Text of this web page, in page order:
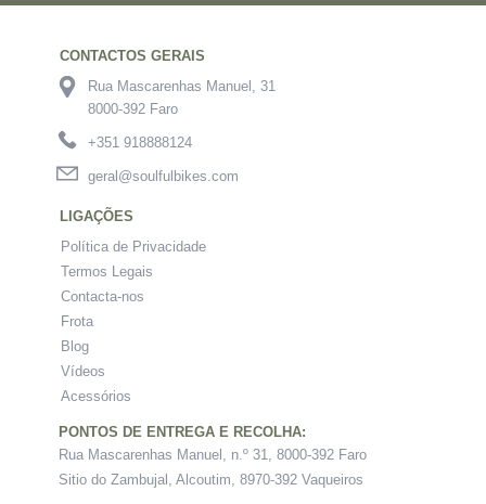
CONTACTOS GERAIS
Rua Mascarenhas Manuel, 31
8000-392 Faro
+351 918888124
geral@soulfulbikes.com
LIGAÇÕES
Política de Privacidade
Termos Legais
Contacta-nos
Frota
Blog
Vídeos
Acessórios
PONTOS DE ENTREGA E RECOLHA:
Rua Mascarenhas Manuel, n.º 31, 8000-392 Faro
Sitio do Zambujal, Alcoutim, 8970-392 Vaqueiros